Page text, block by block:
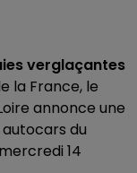
verglaçantes
la France, le
annonce une
du
14